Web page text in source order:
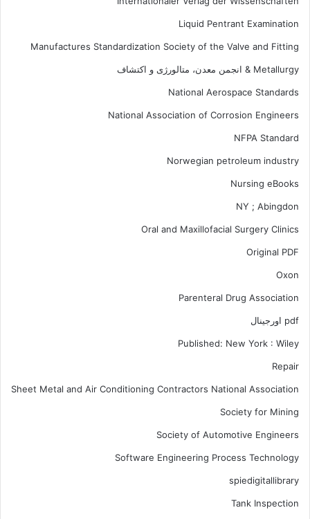
Liquid Pentrant Examination
Manufactures Standardization Society of the Valve and Fitting
Metallurgy & انجمن معدن، متالورژی و اکتشاف
National Aerospace Standards
National Association of Corrosion Engineers
NFPA Standard
Norwegian petroleum industry
Nursing eBooks
NY ; Abingdon
Oral and Maxillofacial Surgery Clinics
Original PDF
Oxon
Parenteral Drug Association
pdf اورجینال
Published: New York : Wiley
Repair
Sheet Metal and Air Conditioning Contractors National Association
Society for Mining
Society of Automotive Engineers
Software Engineering Process Technology
spiedigitallibrary
Tank Inspection